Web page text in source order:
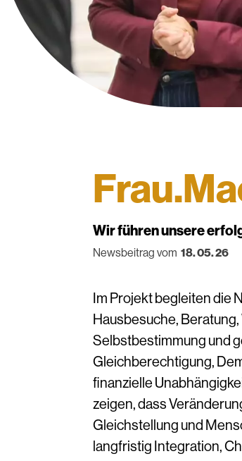
Wir führen unsere
Newsbeitrag vom 18. 05. 26
Im Projekt begleiten die
Hausbesuche,
Selbstbestimmung und
Gleichberechtigung,
finanzielle
zeigen, dass
Gleichstellung und
langfristig Integration,